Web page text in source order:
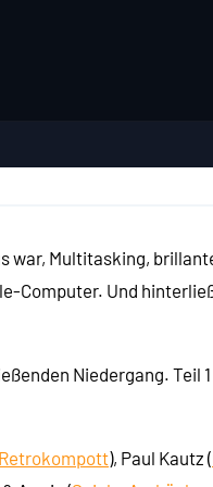
war, Multitasking,
Computer. Und
Niedergang. Teil
Retrokompott), Paul Kautz (